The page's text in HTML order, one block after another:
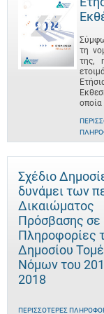
τη
της,
οποία
Σχέδιο
δυνάμει των
Δικαιώματος
Πρόσβασης σε
Πληροφορίες
Δημοσίου
Νόμων του
2018
ΠΕΡΙΣΣΌΤΕΡΕΣ